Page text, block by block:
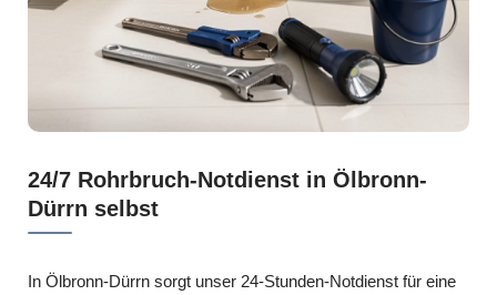
24/7 Rohrbruch-Notdienst in Ölbronn-
Dürrn selbst
In Ölbronn-Dürrn sorgt unser 24-Stunden-Notdienst für eine